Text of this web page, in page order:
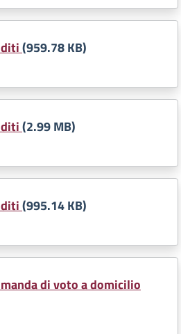
(959.78 KB)
(2.99 MB)
(995.14 KB)
di voto a domicilio